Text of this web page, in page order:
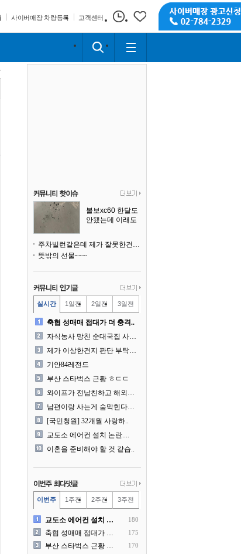
사이버매장 차량등록 고객센터
볼보xc60 한달도
안됐는데 이래도
주차빌런같은데 제가 잘못한건가요
뜻밖의 선물~~~
실시간 1일전 2일전 3일전
축협 성매매 접대가 더 충격..
자식농사 망친 순대국집 사장..
제가 이상한건지 판단 부탁드..
기안84레전드
부산 스타벅스 근황 ㅎㄷㄷ
와이프가 전남친하고 해외여행..
남편이랑 사는게 숨막힌다는 ..
[국민청원] 32개월 사랑하..
교도소 에어컨 설치 논란....
이혼을 준비해야 할 것 같습..
이번주 1주전 2주전 3주전
교도소 에어컨 설치 논란.... 180
축협 성매매 접대가 더 충격.. 175
부산 스타벅스 근황 ㅎㄷㄷ 170